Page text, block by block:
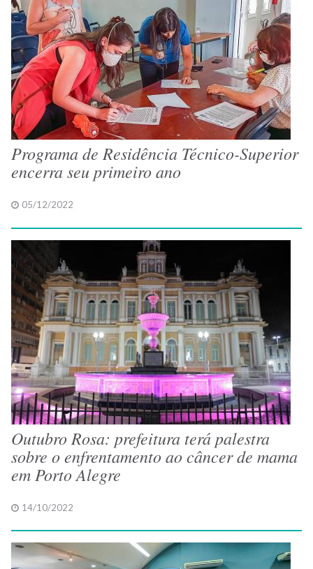
Programa de Residência Técnico-Superior
encerra seu primeiro ano
05/12/2022
Outubro Rosa: prefeitura terá palestra
sobre o enfrentamento ao câncer de mama
em Porto Alegre
14/10/2022